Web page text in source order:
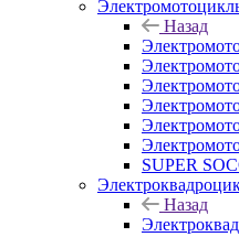
Назад
SUPER
Назад